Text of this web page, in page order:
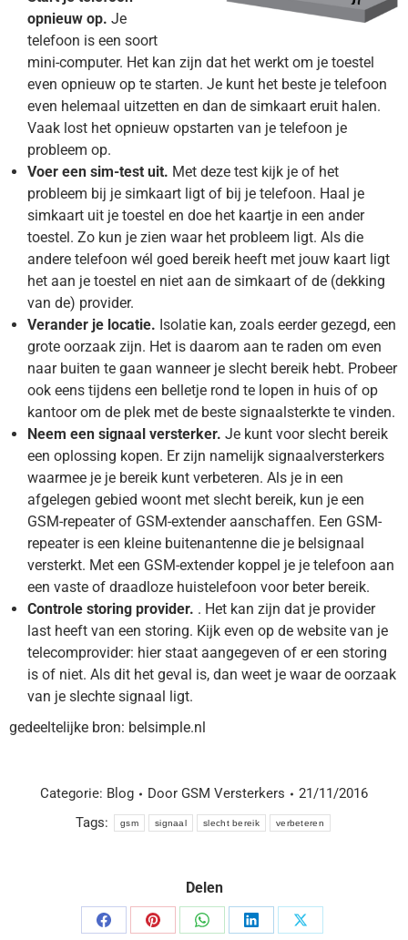
opnieuw op. Je
telefoon is een soort
mini-computer. Het kan zijn dat het werkt om je toestel
even opnieuw op te starten. Je kunt het beste je telefoon
even helemaal uitzetten en dan de simkaart eruit halen.
Vaak lost het opnieuw opstarten van je telefoon je
probleem op.
Voer een sim-test uit. Met deze test kijk je of het
probleem bij je simkaart ligt of bij je telefoon. Haal je
simkaart uit je toestel en doe het kaartje in een ander
toestel. Zo kun je zien waar het probleem ligt. Als die
andere telefoon wél goed bereik heeft met jouw kaart ligt
het aan je toestel en niet aan de simkaart of de (dekking
van de) provider.
Verander je locatie. Isolatie kan, zoals eerder gezegd, een
grote oorzaak zijn. Het is daarom aan te raden om even
naar buiten te gaan wanneer je slecht bereik hebt. Probeer
ook eens tijdens een belletje rond te lopen in huis of op
kantoor om de plek met de beste signaalsterkte te vinden.
Neem een signaal versterker. Je kunt voor slecht bereik
een oplossing kopen. Er zijn namelijk signaalversterkers
waarmee je je bereik kunt verbeteren. Als je in een
afgelegen gebied woont met slecht bereik, kun je een
GSM-repeater of GSM-extender aanschaffen. Een GSM-
repeater is een kleine buitenantenne die je belsignaal
versterkt. Met een GSM-extender koppel je je telefoon aan
een vaste of draadloze huistelefoon voor beter bereik.
Controle storing provider. . Het kan zijn dat je provider
last heeft van een storing. Kijk even op de website van je
telecomprovider: hier staat aangegeven of er een storing
is of niet. Als dit het geval is, dan weet je waar de oorzaak
van je slechte signaal ligt.
gedeeltelijke bron: belsimple.nl
Categorie: Blog Door GSM Versterkers
21/11/2016
Tags:
gsm signaal slecht bereik verbeteren
Delen
Delen Delen Delen Delen Delen